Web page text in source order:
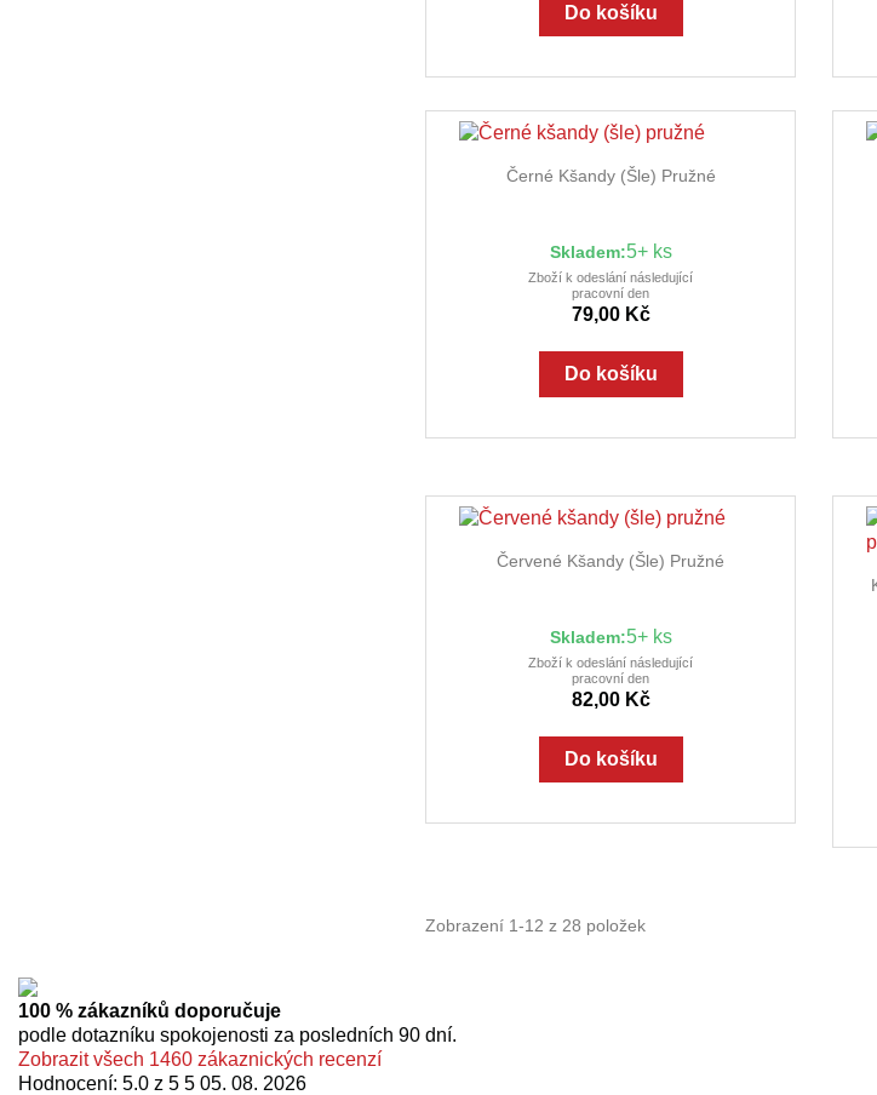
Do košíku
 Rychlý náhled
Černé Kšandy (šle) Pružné
Skladem:5+ ks
Zboží k odeslání následující
pracovní den
79,00 Kč
Do košíku
 Rychlý náhled
Červené Kšandy (šle) Pružné
Skladem:5+ ks
Zboží k odeslání následující
pracovní den
82,00 Kč
Do košíku
Zobrazení 1-12 z 28 položek
100 % zákazníků doporučuje
podle dotazníku spokojenosti za posledních 90 dní.
Zobrazit všech 1460 zákaznických recenzí
Hodnocení: 5.0 z 5 5 05. 08. 2026